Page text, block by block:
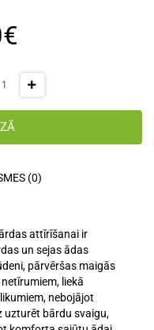
(0)
attīrīšanai ir
un sejas ādas
pārvēršas maigās
liekā
nebojājot
uzturēt bārdu svaigu,